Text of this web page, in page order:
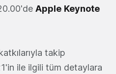
Apple Keynote
takip
ile ilgili tüm detaylara